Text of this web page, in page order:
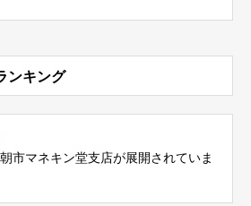
ンキング
市マネキン堂支店が展開されていま